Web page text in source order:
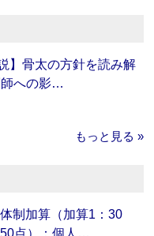
】骨太の方針を読み解
師への影…
もっと見る »
制加算（加算1：30